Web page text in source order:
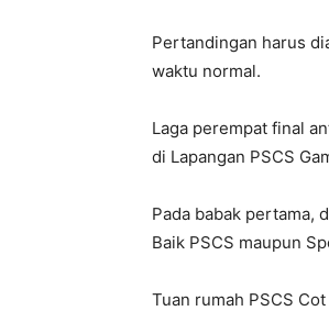
Pertandingan harus
waktu normal.
Laga perempat final
di Lapangan PSCS
Pada babak pertama,
Baik PSCS maupun
Tuan rumah PSCS